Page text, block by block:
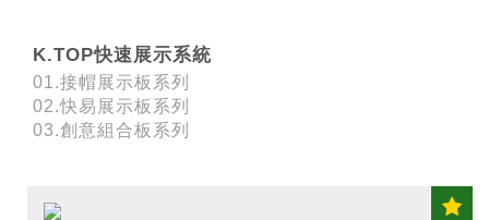
K.TOP快速展示系統
01.接帽展示板系列
02.快易展示板系列
03.創意組合板系列